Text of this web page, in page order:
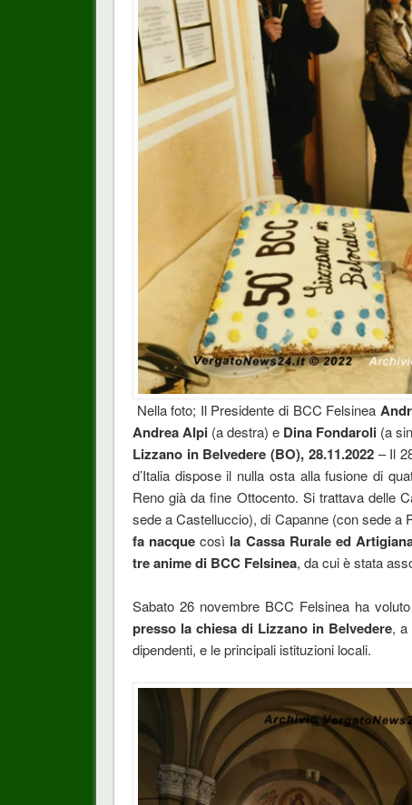
Nella foto; Il Presidente di BCC Felsinea
Andrea Alpi(a destra) e Dina Fondaroli(a
Lizzano in Belvedere (BO), 28.11.2022 – Il
d’Italia dispose il nulla osta alla fusione di
Reno già da fine Ottocento. Si trattava delle
sede a Castelluccio), di Capanne (con sede a
fa nacque così la Cassa Rurale ed
tre anime di BCC Felsinea, da cui è stata
Sabato 26 novembre BCC Felsinea ha
presso la chiesa di Lizzano in Belvedere, a
dipendenti, e le principali istituzioni locali.